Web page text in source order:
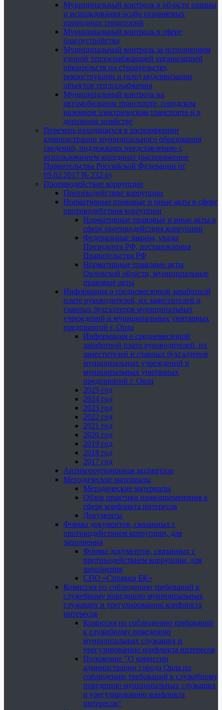
Муниципальный контроль в области охраны
и использования особо охраняемых
природных территорий
Муниципальный контроль в сфере
благоустройства
Муниципальный контроль за исполнением
единой теплоснабжающей организацией
обязательств по строительству,
реконструкции и (или) модернизации
объектов теплоснабжения
Муниципальный контроль на
автомобильном транспорте, городском
наземном электрическом транспорте и в
дорожном хозяйстве
Перечень находящихся в распоряжении
администрации муниципального образования
сведений, подлежащих представлению с
использованием координат (распоряжение
Правительства Российской Федерации от
09.02.2017 № 232-р)
Противодействие коррупции
Противодействие коррупции
Нормативные правовые и иные акты в сфере
противодействия коррупции
Нормативные правовые и иные акты в
сфере противодействия коррупции
Федеральные законы, указы
Президента РФ, постановления
Правительства РФ
Нормативные правовые акты
Орловской области, муниципальные
правовые акты
Информация о среднемесячной заработной
плате руководителей, их заместителей и
главных бухгалтеров муниципальных
учреждений и муниципальных унитарных
предприятий г. Орла
Информация о среднемесячной
заработной плате руководителей, их
заместителей и главных бухгалтеров
муниципальных учреждений и
муниципальных унитарных
предприятий г. Орла
2025 год
2024 год
2023 год
2022 год
2021 год
2020 год
2019 год
2018 год
2017 год
Антикоррупционная экспертиза
Методические материалы
Методические материалы
Обзор практики правоприменения в
сфере конфликта интересов
Документы
Формы документов, связанных с
противодействием коррупции, для
заполнения
Формы документов, связанных с
противодействием коррупции, для
заполнения
СПО «Справки БК»
Комиссия по соблюдению требований к
служебному поведению муниципальных
служащих и урегулированию конфликта
интересов
Комиссия по соблюдению требований
к служебному поведению
муниципальных служащих и
урегулированию конфликта интересов
Положение "О комиссии
администрации города Орла по
соблюдению требований к служебному
поведению муниципальных служащих
и урегулированию конфликта
интересов"